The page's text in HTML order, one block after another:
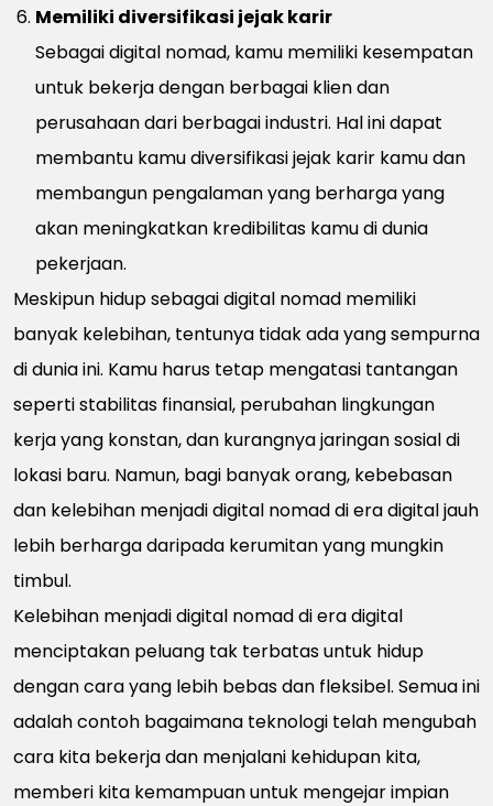
Memiliki diversifikasi jejak karir
Sebagai digital nomad, kamu memiliki kesempatan
untuk bekerja dengan berbagai klien dan
perusahaan dari berbagai industri. Hal ini dapat
membantu kamu diversifikasi jejak karir kamu dan
membangun pengalaman yang berharga yang
akan meningkatkan kredibilitas kamu di dunia
pekerjaan.
Meskipun hidup sebagai digital nomad memiliki
banyak kelebihan, tentunya tidak ada yang sempurna
di dunia ini. Kamu harus tetap mengatasi tantangan
seperti stabilitas finansial, perubahan lingkungan
kerja yang konstan, dan kurangnya jaringan sosial di
lokasi baru. Namun, bagi banyak orang, kebebasan
dan kelebihan menjadi digital nomad di era digital jauh
lebih berharga daripada kerumitan yang mungkin
timbul.
Kelebihan menjadi digital nomad di era digital
menciptakan peluang tak terbatas untuk hidup
dengan cara yang lebih bebas dan fleksibel. Semua ini
adalah contoh bagaimana teknologi telah mengubah
cara kita bekerja dan menjalani kehidupan kita,
memberi kita kemampuan untuk mengejar impian